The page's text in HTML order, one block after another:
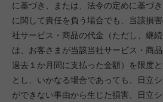
に基づき、または、法令の定めに基づ
に関して責任を負う場合でも、当該損
社サービス・商品の代金（ただし、継
は、お客さまが当該当社サービス・商
過去１か月間に支払った金額）を限度
とし、いかなる場合であっても、日立
ができない事由から生じた損害、日立